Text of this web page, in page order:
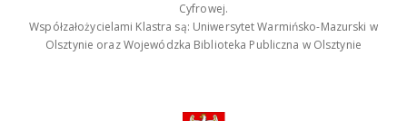
Cyfrowej.
Współzałożycielami Klastra są: Uniwersytet Warmińsko-Mazurski w
Olsztynie oraz Wojewódzka Biblioteka Publiczna w Olsztynie